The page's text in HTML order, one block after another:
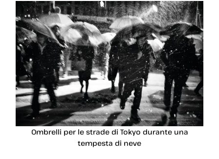
Ombrelli per le strade di Tokyo durante una
tempesta di neve